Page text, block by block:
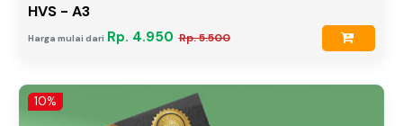
HVS - A3
Harga mulai dari Rp. 4.950 Rp. 5.500
10%